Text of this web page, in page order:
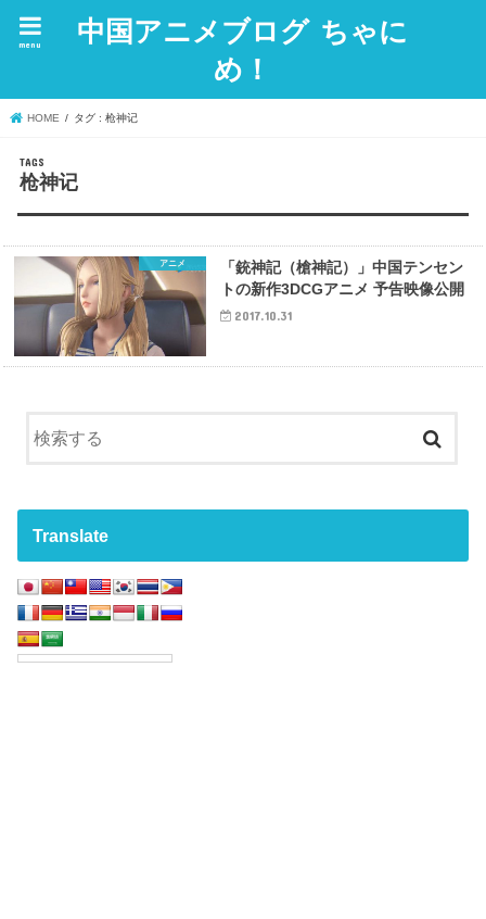
中国アニメブログ ちゃに
め！
menu
HOME タグ : 枪神记
枪神记
アニメ
「銃神記（槍神記）」中国テンセン
トの新作3DCGアニメ 予告映像公開
2017.10.31
Translate